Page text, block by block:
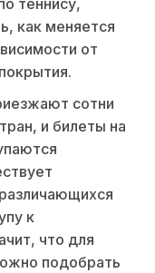
теннису,
как меняется
от
сотни
и билеты на
к
что для
подобрать